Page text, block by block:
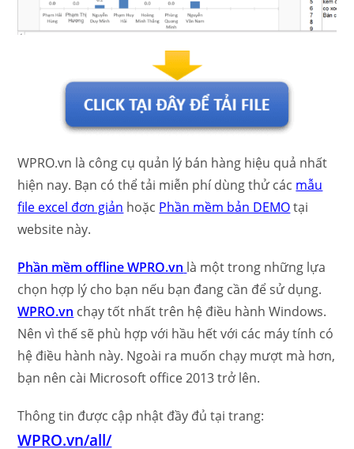
WPRO.vn là công cụ quản lý bán hàng hiệu quả nhất
hiện nay. Bạn có thể tải miễn phí dùng thử các mẫu
file excel đơn giản hoặc Phần mềm bản DEMOtại
website này.
Phần mềm offline WPRO.vn là một trong những lựa
chọn hợp lý cho bạn nếu bạn đang cần để sử dụng.
WPRO.vn chạy tốt nhất trên hệ điều hành Windows.
Nên vì thế sẽ phù hợp với hầu hết với các máy tính có
hệ điều hành này. Ngoài ra muốn chạy mượt mà hơn,
bạn nên cài Microsoft office 2013 trở lên.
Thông tin được cập nhật đầy đủ tại trang:
WPRO.vn/all/